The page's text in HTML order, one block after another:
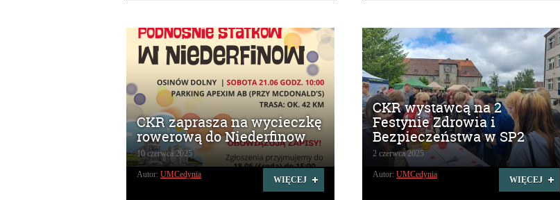
CKR zaprasza na wycieczkę
rowerową do Niederfinow
10 czerwca 2025
WIĘCEJ
Autor: UMCedynia
CKR wystawcą na 2
Festynie Zdrowia i
Bezpieczeństwa w SP2
2 czerwca 2025
WIĘCEJ
Autor: UMCedynia